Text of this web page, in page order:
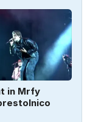
in Mrfy